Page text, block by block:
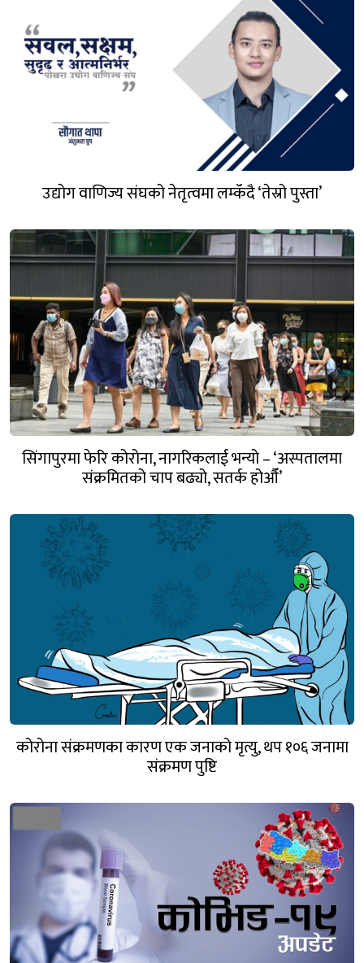
उद्योग वाणिज्य संघको नेतृत्वमा लम्कँदै ‘तेस्रो पुस्ता’
सिंगापुरमा फेरि कोरोना, नागरिकलाई भन्यो – ‘अस्पतालमा
संक्रमितको चाप बढ्यो, सतर्क होऔँ’
कोरोना संक्रमणका कारण एक जनाको मृत्यु, थप १०६ जनामा
संक्रमण पुष्टि